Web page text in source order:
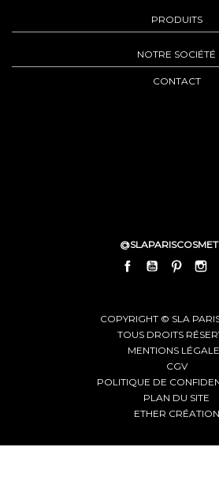
PRODUITS
NOTRE SOCIÉTÉ
CONTACT
FACEBOOKYOUTUBE
COPYRIGHT © SLA
TOUS DROITS
MENTIONS
CGV
POLITIQUE DE
PLAN DU SITE
ETHER CRÉATION